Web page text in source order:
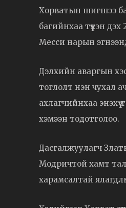
Хорватын шигшээ
багийнхаа түүхэн
Месси нарын
Дэлхийн аваргын
тоглолт нэн чухал
ахлагчийнхаа
хэмээн тодотголоо.
Дасгалжуулагч
Модричтой хамт
харамсалтай